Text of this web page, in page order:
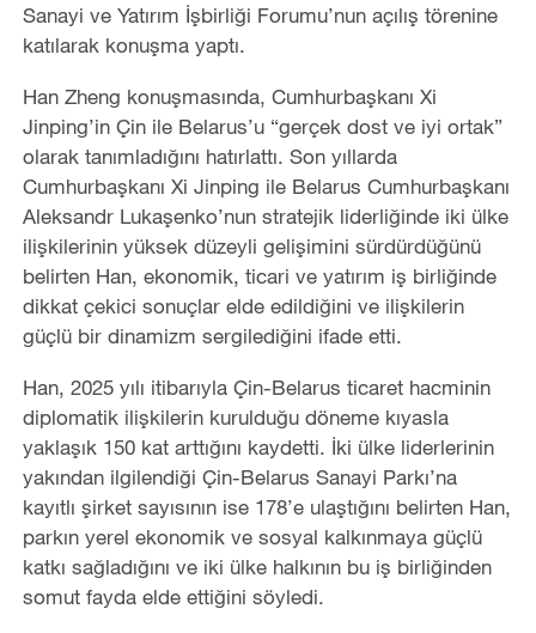
Sanayi ve Yatırım İşbirliği Forumu’nun açılış törenine
katılarak konuşma yaptı.
Han Zheng konuşmasında, Cumhurbaşkanı Xi
Jinping’in Çin ile Belarus’u “gerçek dost ve iyi ortak”
olarak tanımladığını hatırlattı. Son yıllarda
Cumhurbaşkanı Xi Jinping ile Belarus Cumhurbaşkanı
Aleksandr Lukaşenko’nun stratejik liderliğinde iki ülke
ilişkilerinin yüksek düzeyli gelişimini sürdürdüğünü
belirten Han, ekonomik, ticari ve yatırım iş birliğinde
dikkat çekici sonuçlar elde edildiğini ve ilişkilerin
güçlü bir dinamizm sergilediğini ifade etti.
Han, 2025 yılı itibarıyla Çin-Belarus ticaret hacminin
diplomatik ilişkilerin kurulduğu döneme kıyasla
yaklaşık 150 kat arttığını kaydetti. İki ülke liderlerinin
yakından ilgilendiği Çin-Belarus Sanayi Parkı’na
kayıtlı şirket sayısının ise 178’e ulaştığını belirten Han,
parkın yerel ekonomik ve sosyal kalkınmaya güçlü
katkı sağladığını ve iki ülke halkının bu iş birliğinden
somut fayda elde ettiğini söyledi.